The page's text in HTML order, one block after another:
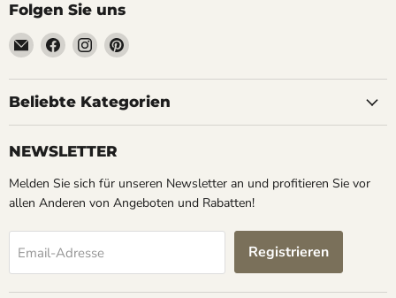
Folgen Sie uns
Email
Pilzessin.at
-
zauberhafte
Finden
Sie
uns
auf
Finden
Sie
uns
auf
Finden
uns
auf
Beliebte Kategorien
NEWSLETTER
Melden Sie sich für unseren Newsletter an und profitieren Sie vor
allen Anderen von Angeboten und Rabatten!
Email-Adresse Registrieren